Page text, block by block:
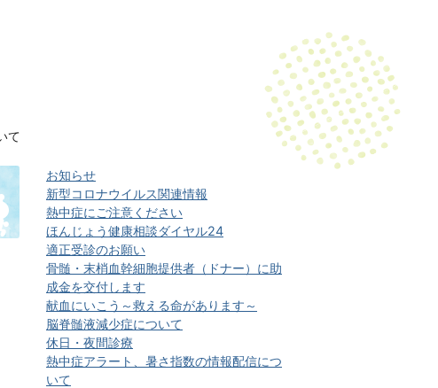
て
お知らせ
新型コロナウイルス関連情報
熱中症にご注意ください
ほんじょう健康相談ダイヤル24
適正受診のお願い
骨髄・末梢血幹細胞提供者（ドナー）に助
成金を交付します
献血にいこう～救える命があります～
脳脊髄液減少症について
休日・夜間診療
熱中症アラート、暑さ指数の情報配信につ
いて